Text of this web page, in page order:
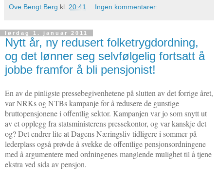
Ove Bengt Berg kl. 20:41 Ingen kommentarer:
lørdag 1. januar 2011
Nytt år, ny redusert folketrygdordning,
og det lønner seg selvfølgelig fortsatt å
jobbe framfor å bli pensjonist!
En av de pinligste pressebegivenhetene på slutten av det forrige året,
var NRKs og NTBs kampanje for å redusere de gunstige
bruttopensjonene i offentlig sektor. Kampanjen var jo som snytt ut
av et opplegg fra statsministerens pressekontor, og var kanskje det
og? Det endrer lite at Dagens Næringsliv tidligere i sommer på
lederplass også prøvde å svekke de offentlige pensjonsordningene
med å argumentere med ordningenes manglende mulighet til å tjene
ekstra ved sida av pensjon.